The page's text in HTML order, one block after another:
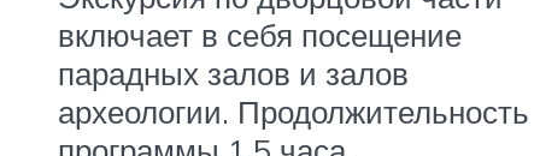
включает в себя посещение
парадных залов и залов
археологии. Продолжительность